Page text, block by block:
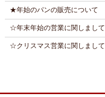
★年始のパンの販売について
☆年末年始の営業に関しまして
☆クリスマス営業に関しまして